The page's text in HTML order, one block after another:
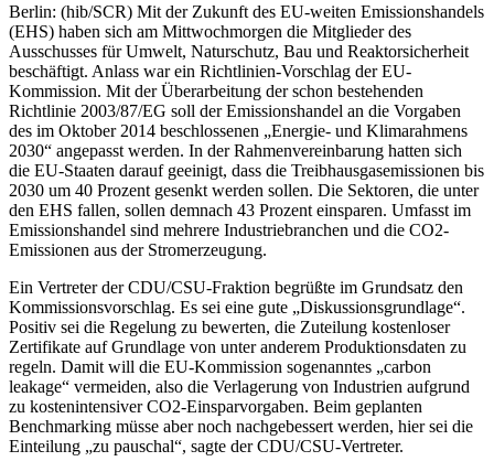
Berlin: (hib/SCR) Mit der Zukunft des EU-weiten Emissionshandels
(EHS) haben sich am Mittwochmorgen die Mitglieder des
Ausschusses für Umwelt, Naturschutz, Bau und Reaktorsicherheit
beschäftigt. Anlass war ein Richtlinien-Vorschlag der EU-
Kommission. Mit der Überarbeitung der schon bestehenden
Richtlinie 2003/87/EG soll der Emissionshandel an die Vorgaben
des im Oktober 2014 beschlossenen „Energie- und Klimarahmens
2030“ angepasst werden. In der Rahmenvereinbarung hatten sich
die EU-Staaten darauf geeinigt, dass die Treibhausgasemissionen bis
2030 um 40 Prozent gesenkt werden sollen. Die Sektoren, die unter
den EHS fallen, sollen demnach 43 Prozent einsparen. Umfasst im
Emissionshandel sind mehrere Industriebranchen und die CO2-
Emissionen aus der Stromerzeugung.
Ein Vertreter der CDU/CSU-Fraktion begrüßte im Grundsatz den
Kommissionsvorschlag. Es sei eine gute „Diskussionsgrundlage“.
Positiv sei die Regelung zu bewerten, die Zuteilung kostenloser
Zertifikate auf Grundlage von unter anderem Produktionsdaten zu
regeln. Damit will die EU-Kommission sogenanntes „carbon
leakage“ vermeiden, also die Verlagerung von Industrien aufgrund
zu kostenintensiver CO2-Einsparvorgaben. Beim geplanten
Benchmarking müsse aber noch nachgebessert werden, hier sei die
Einteilung „zu pauschal“, sagte der CDU/CSU-Vertreter.